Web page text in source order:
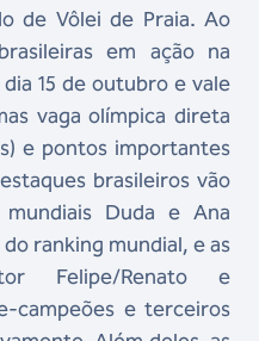
de Vôlei de Praia. Ao
em ação na
15 de outubro e vale
vaga olímpica direta
e pontos importantes
brasileiros vão
Duda e Ana
ranking mundial, e as
Felipe/Renato e
campeões e terceiros